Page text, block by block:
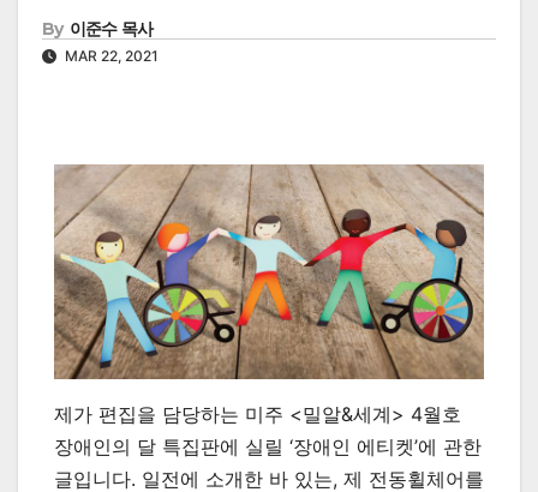
By 이준수 목사
MAR 22, 2021
제가 편집을 담당하는 미주 <밀알&세계> 4월호
장애인의 달 특집판에 실릴 ‘장애인 에티켓’에 관한
글입니다. 일전에 소개한 바 있는, 제 전동휠체어를